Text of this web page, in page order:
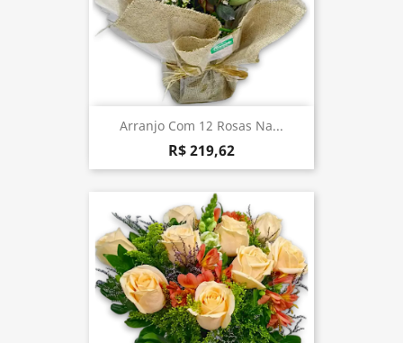
Arranjo Com 12 Rosas Na...
R$ 219,62